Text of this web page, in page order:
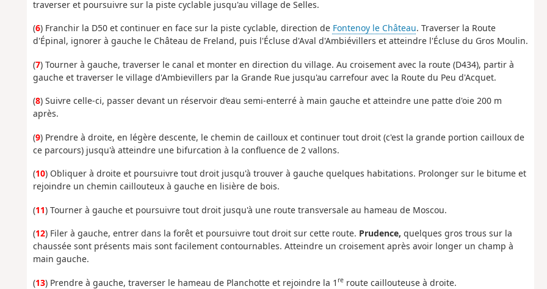
traverser et poursuivre sur la piste cyclable jusqu'au village de Selles.
(6) Franchir la D50 et continuer en face sur la piste cyclable, direction de Fontenoy le Château. Traverser la Route
d'Épinal, ignorer à gauche le Château de Freland, puis l'Écluse d'Aval d'Ambiévillers et atteindre l'Écluse du Gros Moulin.
(7) Tourner à gauche, traverser le canal et monter en direction du village. Au croisement avec la route (D434), partir à
gauche et traverser le village d'Ambievillers par la Grande Rue jusqu'au carrefour avec la Route du Peu d'Acquet.
(8) Suivre celle-ci, passer devant un réservoir d’eau semi-enterré à main gauche et atteindre une patte d'oie 200 m
après.
(9) Prendre à droite, en légère descente, le chemin de cailloux et continuer tout droit (c'est la grande portion cailloux de
ce parcours) jusqu'à atteindre une bifurcation à la confluence de 2 vallons.
(10) Obliquer à droite et poursuivre tout droit jusqu'à trouver à gauche quelques habitations. Prolonger sur le bitume et
rejoindre un chemin caillouteux à gauche en lisière de bois.
(11) Tourner à gauche et poursuivre tout droit jusqu'à une route transversale au hameau de Moscou.
(12) Filer à gauche, entrer dans la forêt et poursuivre tout droit sur cette route. Prudence, quelques gros trous sur la
chaussée sont présents mais sont facilement contournables. Atteindre un croisement après avoir longer un champ à
main gauche.
(13) Prendre à gauche, traverser le hameau de Planchotte et rejoindre la 1 reroute caillouteuse à droite.